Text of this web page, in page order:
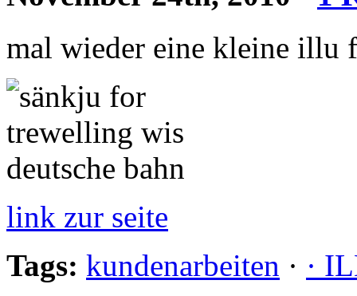
mal wieder eine kleine illu
link zur seite
Tags: kundenarbeiten · ·